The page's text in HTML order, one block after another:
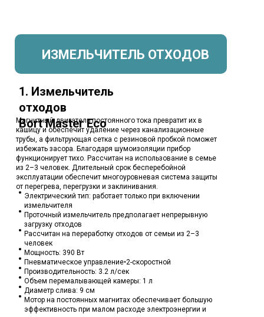
Магнитный двигатель постоянного тока превратит их в
кашицу и обеспечит удаление через канализационные
трубы, а фильтрующая сетка с резиновой пробкой поможет
избежать засора. Благодаря шумоизоляции прибор
функционирует тихо. Рассчитан на использование в семье
из 2–3 человек. Длительный срок бесперебойной
эксплуатации обеспечит многоуровневая система защиты
от перегрева, перегрузки и заклинивания.
Электрический тип: работает только при включении
измельчителя
Проточный измельчитель предполагает непрерывную
загрузку отходов
Рассчитан на переработку отходов от семьи из 2–3
человек
Мощность: 390 Вт
Пневматическое управление•2-скоростной
Производительность: 3.2 л/сек
Объем перемалывающей камеры: 1 л
Диаметр слива: 9 см
Мотор на постоянных магнитах обеспечивает большую
эффективность при малом расходе электроэнергии и
1. Измельчитель
отходов
Bort Master Eco
ИЗМЕЛЬЧИТЕЛЬ ОТХОДОВ